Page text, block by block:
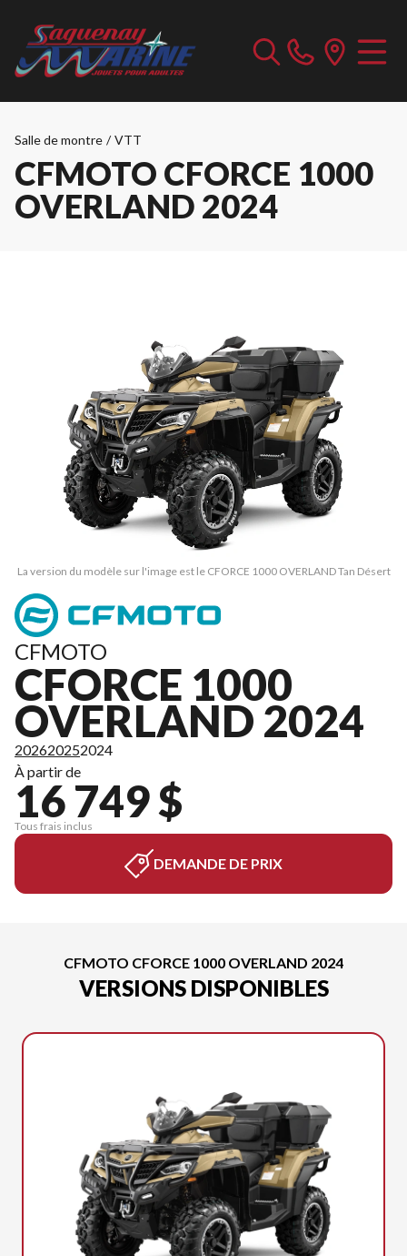
Salle de montre / VTT
CFMOTO CFORCE 1000
OVERLAND 2024
La version du modèle sur l'image est le CFORCE 1000 OVERLAND Tan Désert
CFMOTO
CFORCE 1000
OVERLAND 2024
202620252024
À partir de
16 749 $
Tous frais inclus
DEMANDE DE PRIX
CFMOTO CFORCE 1000 OVERLAND 2024
VERSIONS DISPONIBLES